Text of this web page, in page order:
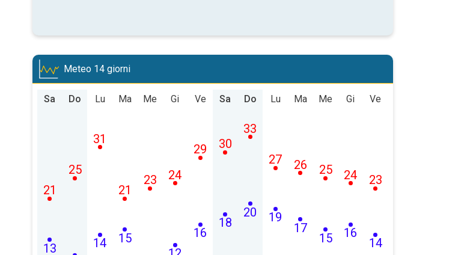
Meteo 14 giorni
Sa
13
21
Do
25
Lu
14
31
Ma
15
21
Me
23
Gi
24
Ve
16
29
Sa
18
30
Do
20
33
Lu
19
27
Ma
17
26
Me
15
25
Gi
16
24
Ve
14
23